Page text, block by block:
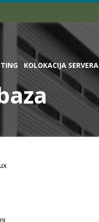
KOLOKACIJA SERVERA